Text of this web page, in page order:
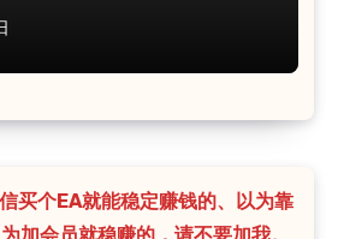
买个EA就能稳定赚钱的、以为靠